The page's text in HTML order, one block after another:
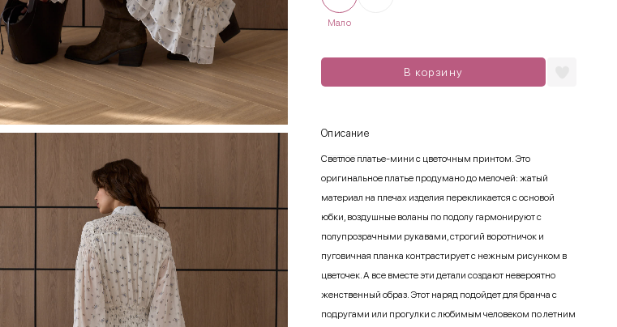
Мало
В корзину
Описание
Светлое платье-мини с цветочным принтом. Это
оригинальное платье продумано до мелочей: жатый
материал на плечах изделия перекликается с основой
юбки, воздушные воланы по подолу гармонируют с
полупрозрачными рукавами, строгий воротничок и
пуговичная планка контрастирует с нежным рисунком в
цветочек. А все вместе эти детали создают невероятно
женственный образ. Этот наряд подойдет для бранча с
подругами или прогулки с любимым человеком по летним